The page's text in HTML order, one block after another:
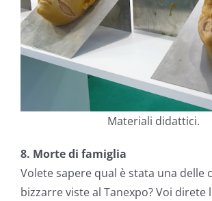
Materiali didattici.
8. Morte di famiglia
Volete sapere qual è stata una delle
bizzarre viste al Tanexpo? Voi direte